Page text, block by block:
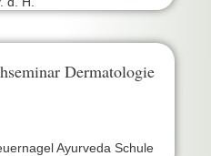
Dermatologie
Ayurveda Schule